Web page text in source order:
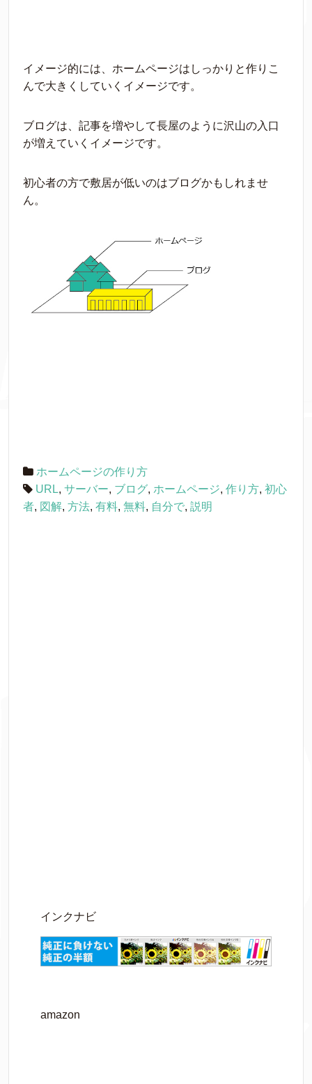
イメージ的には、ホームページはしっかりと作りこ
んで大きくしていくイメージです。
ブログは、記事を増やして長屋のように沢山の入口
が増えていくイメージです。
初心者の方で敷居が低いのはブログかもしれませ
ん。
ホームページの作り方
URL, サーバー, ブログ, ホームページ, 作り方, 初心
者, 図解, 方法, 有料, 無料, 自分で, 説明
インクナビ
amazon